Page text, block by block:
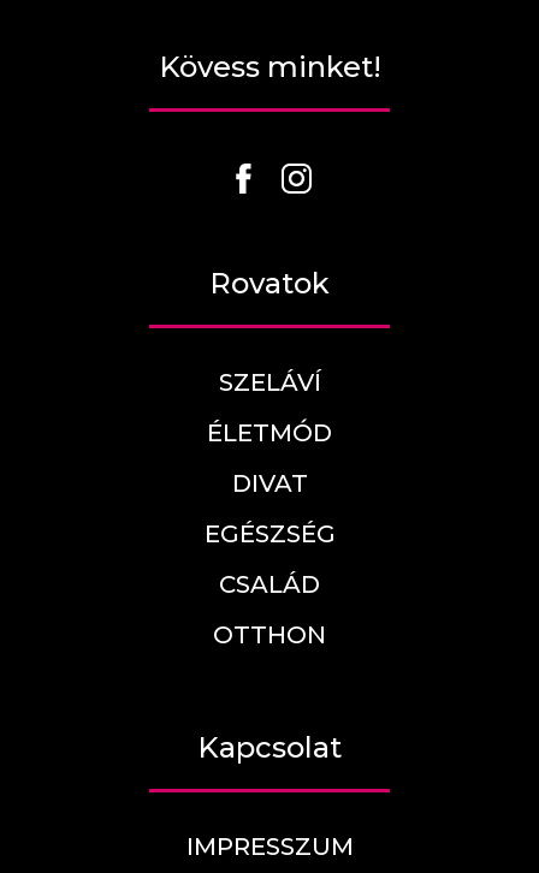
Kövess minket!
Rovatok
SZELÁVÍ
ÉLETMÓD
DIVAT
EGÉSZSÉG
CSALÁD
OTTHON
Kapcsolat
IMPRESSZUM